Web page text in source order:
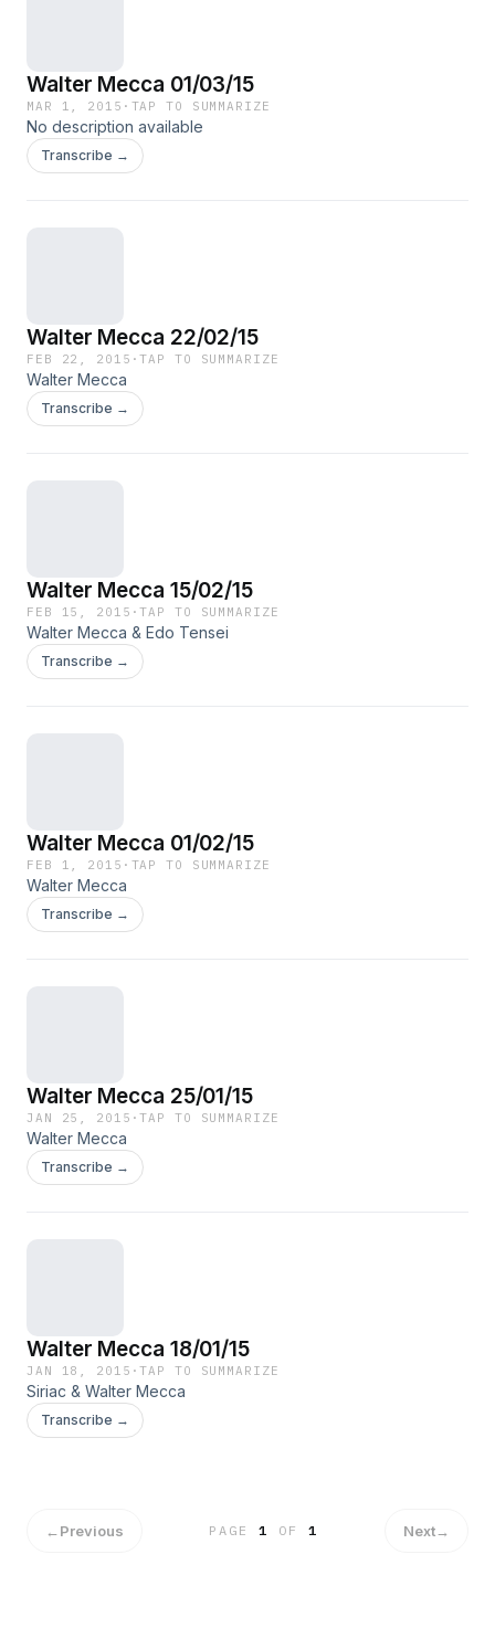
Walter Mecca 01/03/15
MAR 1, 2015 · TAP TO SUMMARIZE
No description available
Transcribe →
Walter Mecca 22/02/15
FEB 22, 2015 ·TAP TO SUMMARIZE
Walter Mecca
Transcribe →
Walter Mecca 15/02/15
FEB 15, 2015 ·TAP TO SUMMARIZE
Walter Mecca & Edo Tensei
Transcribe →
Walter Mecca 01/02/15
FEB 1, 2015 · TAP TO SUMMARIZE
Walter Mecca
Transcribe →
Walter Mecca 25/01/15
JAN 25, 2015 ·TAP TO SUMMARIZE
Walter Mecca
Transcribe →
Walter Mecca 18/01/15
JAN 18, 2015 ·TAP TO SUMMARIZE
Siriac & Walter Mecca
Transcribe →
←Previous PAGE1 OF 1 Next→